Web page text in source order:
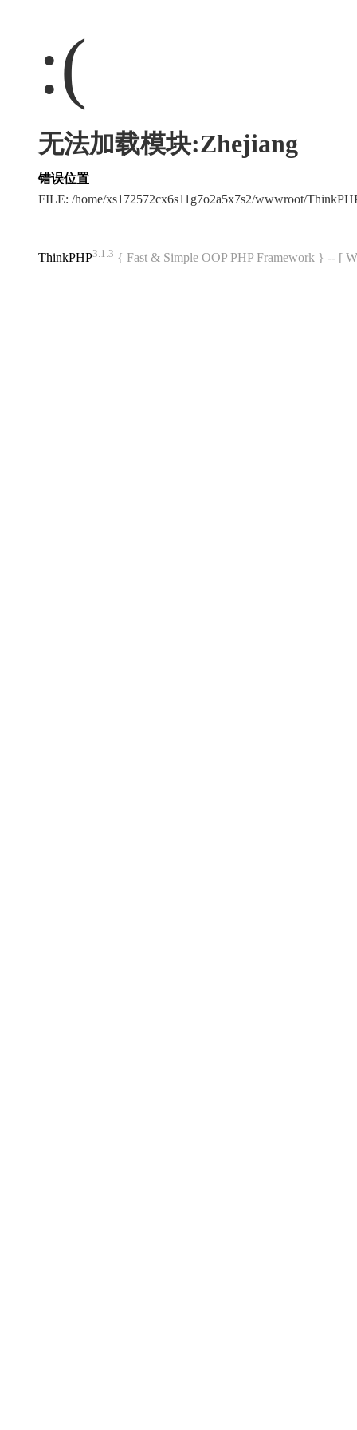
:(
无法加载模块:Zhejiang
错误位置
FILE: /home/xs172572cx6s11g7o2a5x7s2/wwwroot/
ThinkPHP3.1.3 { Fast & Simple OOP PHP Framework } -- [